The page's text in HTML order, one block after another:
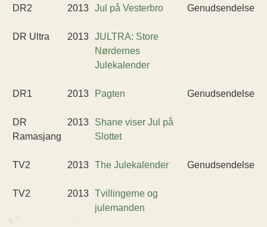
DR2 2013 Jul på Vesterbro Genudsendelse
DR Ultra 2013 JULTRA: Store
Nørdernes
Julekalender
DR1 2013 Pagten Genudsendelse
DR
Ramasjang
2013
Shane viser Jul på
Slottet
TV2 2013 The Julekalender Genudsendelse
TV2 2013 Tvillingerne og
julemanden